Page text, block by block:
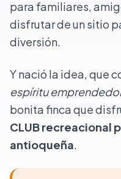
para familiares,
disfrutar de un sitio
diversión.
Y nació la idea, que
espíritu
bonita finca que
CLUB recreacional
antioqueña